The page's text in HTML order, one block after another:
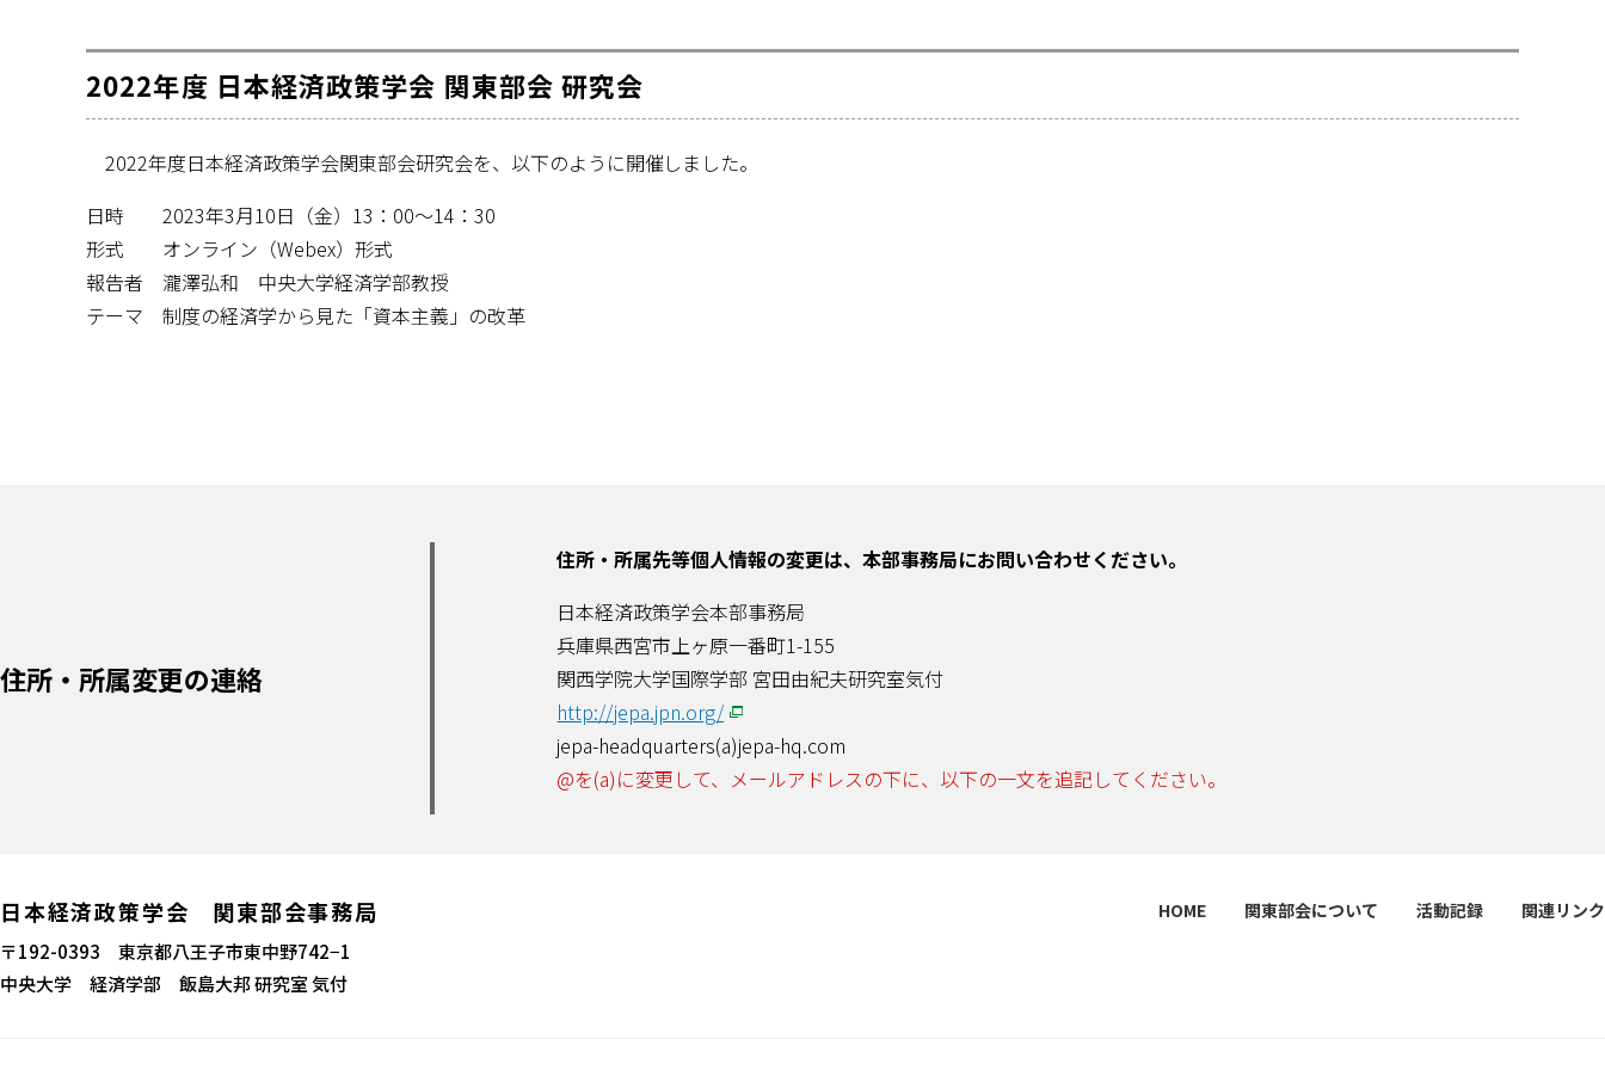
2022年度 日本経済政策学会 関東部会 研究会
2022年度日本経済政策学会関東部会研究会を、以下のように開催しました。
日時 2023年3月10日（金）13：00〜14：30
形式 オンライン（Webex）形式
報告者 瀧澤弘和 中央大学経済学部教授
テーマ 制度の経済学から見た「資本主義」の改革
住所・所属変更の連絡
住所・所属先等個人情報の変更は、本部事務局にお問い合わせください。
日本経済政策学会本部事務局
兵庫県西宮市上ヶ原一番町1-155
関西学院大学国際学部 宮田由紀夫研究室気付
http://jepa.jpn.org/
jepa-headquarters(a)jepa-hq.com
@を(a)に変更して、メールアドレスの下に、以下の一文を追記してください。
日本経済政策学会 関東部会事務局
〒192-0393 東京都八王子市東中野742−1
中央大学 経済学部 飯島大邦 研究室 気付
HOME 関東部会について 活動記録 関連リンク